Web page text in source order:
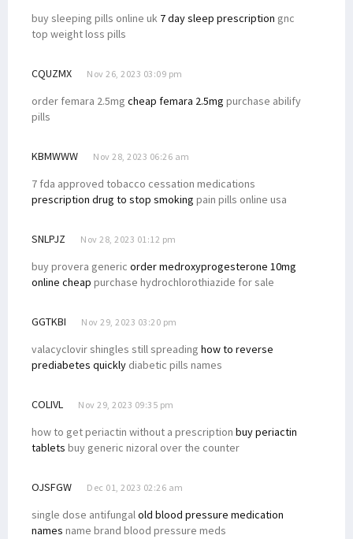
buy sleeping pills online uk 7 day sleep prescription gnc
top weight loss pills
CQUZMX Nov 26, 2023 03:09 pm
order femara 2.5mg cheap femara 2.5mg purchase abilify
pills
KBMWWW Nov 28, 2023 06:26 am
7 fda approved tobacco cessation medications
prescription drug to stop smoking pain pills online usa
SNLPJZ Nov 28, 2023 01:12 pm
buy provera generic order medroxyprogesterone 10mg
online cheap purchase hydrochlorothiazide for sale
GGTKBI Nov 29, 2023 03:20 pm
valacyclovir shingles still spreading how to reverse
prediabetes quickly diabetic pills names
COLIVL Nov 29, 2023 09:35 pm
how to get periactin without a prescription buy periactin
tablets buy generic nizoral over the counter
OJSFGW Dec 01, 2023 02:26 am
single dose antifungalold blood pressure medication
names name brand blood pressure meds